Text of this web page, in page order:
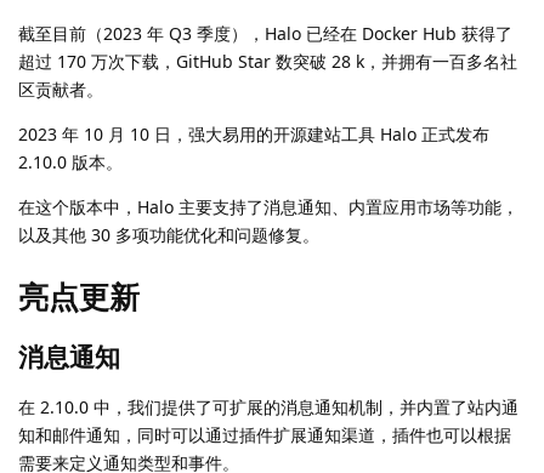
截至目前（2023 年 Q3 季度），Halo 已经在 Docker Hub 获得了
超过 170 万次下载，GitHub Star 数突破 28 k，并拥有一百多名社
区贡献者。
2023 年 10 月 10 日，强大易用的开源建站工具 Halo 正式发布
2.10.0 版本。
在这个版本中，Halo 主要支持了消息通知、内置应用市场等功能，
以及其他 30 多项功能优化和问题修复。
亮点更新
消息通知
在 2.10.0 中，我们提供了可扩展的消息通知机制，并内置了站内通
知和邮件通知，同时可以通过插件扩展通知渠道，插件也可以根据
需要来定义通知类型和事件。